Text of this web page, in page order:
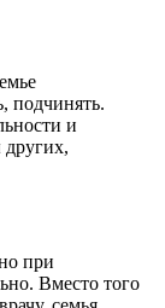
подчинять.
и
при
Вместо того